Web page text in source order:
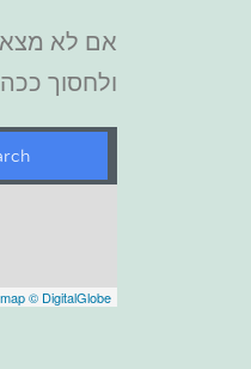
אם לא
ולחסוך